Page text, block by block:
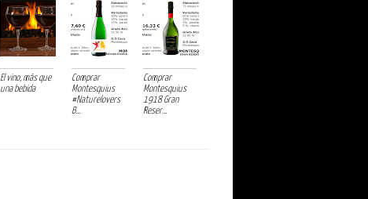
El vino, más que
una bebida
Comprar
Montesquius
#Naturelovers
B...
Comprar
Montesquius
1918 Gran
Reser...